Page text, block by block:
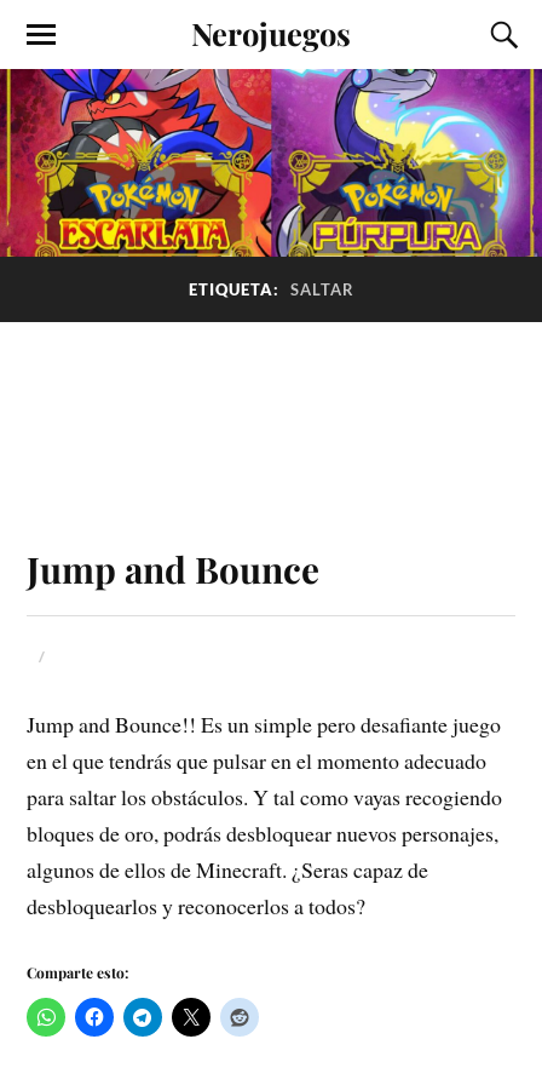
Nerojuegos
ETIQUETA: SALTAR
Jump and Bounce
Jump and Bounce!! Es un simple pero desafiante juego
en el que tendrás que pulsar en el momento adecuado
para saltar los obstáculos. Y tal como vayas recogiendo
bloques de oro, podrás desbloquear nuevos personajes,
algunos de ellos de Minecraft. ¿Seras capaz de
desbloquearlos y reconocerlos a todos?
Comparte esto: